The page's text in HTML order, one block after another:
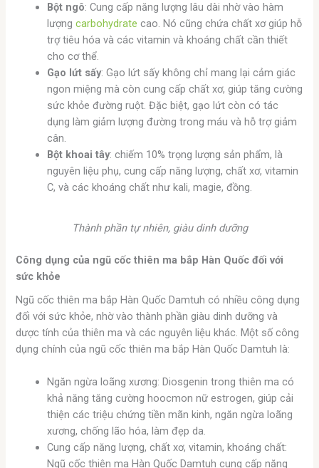
Bột ngô: Cung cấp năng lượng lâu dài nhờ vào hàm
lượngcarbohydrate cao. Nó cũng chứa chất xơ giúp hỗ
trợ tiêu hóa và các vitamin và khoáng chất cần thiết
cho cơ thể.
Gạo lứt sấy: Gạo lứt sấy không chỉ mang lại cảm giác
ngon miệng mà còn cung cấp chất xơ, giúp tăng cường
sức khỏe đường ruột. Đặc biệt, gạo lứt còn có tác
dụng làm giảm lượng đường trong máu và hỗ trợ giảm
cân.
Bột khoai tây: chiếm 10% trọng lượng sản phẩm, là
nguyên liệu phụ, cung cấp năng lượng, chất xơ, vitamin
C, và các khoáng chất như kali, magie, đồng.
Thành phần tự nhiên, giàu dinh dưỡng
Công dụng của ngũ cốc thiên ma bắp Hàn Quốc đối với
sức khỏe
Ngũ cốc thiên ma bắp Hàn Quốc Damtuh có nhiều công dụng
đối với sức khỏe, nhờ vào thành phần giàu dinh dưỡng và
dược tính của thiên ma và các nguyên liệu khác. Một số công
dụng chính của ngũ cốc thiên ma bắp Hàn Quốc Damtuh là:
Ngăn ngừa loãng xương: Diosgenin trong thiên ma có
khả năng tăng cường hoocmon nữ estrogen, giúp cải
thiện các triệu chứng tiền mãn kinh, ngăn ngừa loãng
xương, chống lão hóa, làm đẹp da.
Cung cấp năng lượng, chất xơ, vitamin, khoáng chất:
Ngũ cốc thiên ma Hàn Quốc Damtuh cung cấp năng